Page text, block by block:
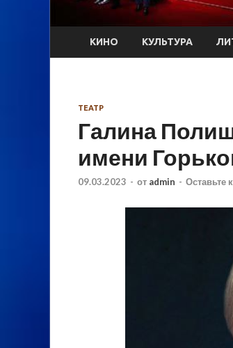
КИНО КУЛЬТУРА
ТЕАТР
Галина
имени
09.03.2023 - от admin - Оставьте